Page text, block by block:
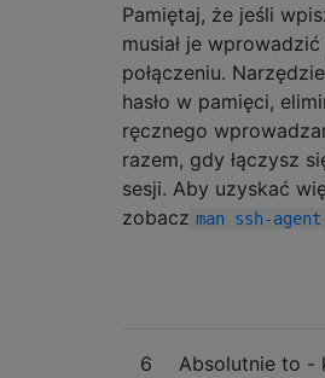
Pamiętaj, że jeśli
musiał je
połączeniu. Narzędzie
hasło w pamięci,
ręcznego
razem, gdy łączysz
sesji. Aby uzyskać
zobacz man ssh-agent
6
Absolutnie to -